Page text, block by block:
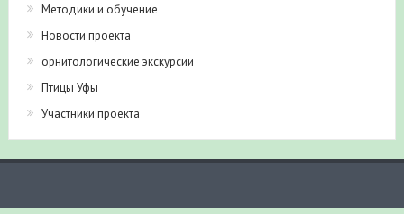
Методики и обучение
Новости проекта
орнитологические экскурсии
Птицы Уфы
Участники проекта